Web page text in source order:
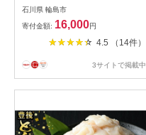
子）
石川県 輪島市
寄付金額: 16,000円
4.5 （14件）
3サイトで掲載中